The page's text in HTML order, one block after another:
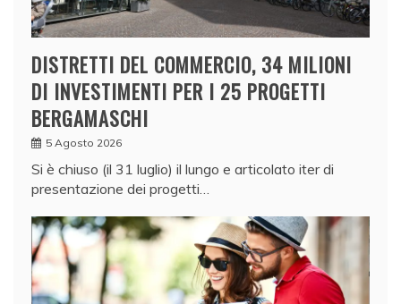
DISTRETTI DEL COMMERCIO, 34 MILIONI
DI INVESTIMENTI PER I 25 PROGETTI
BERGAMASCHI
5 Agosto 2026
Si è chiuso (il 31 luglio) il lungo e articolato iter di
presentazione dei progetti…